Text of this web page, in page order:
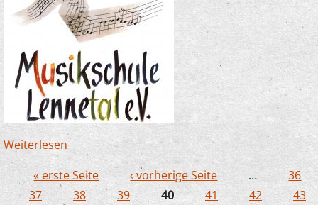
Weiterlesen über Gelungene Kooperation mit der
Musikschule Lüdenscheid
Seiten
« erste Seite ‹ vorherige Seite …
36
37
38 39 40 41 42
43